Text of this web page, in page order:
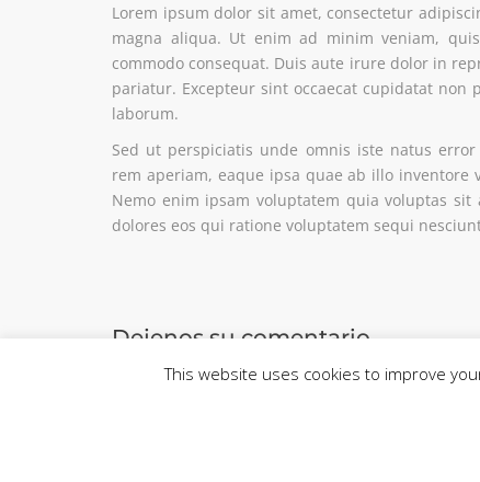
Lorem ipsum dolor sit amet, consectetur
magna aliqua. Ut enim ad minim veniam,
commodo consequat. Duis aute irure dolor in
pariatur. Excepteur sint occaecat cupidatat
laborum.
Sed ut perspiciatis unde omnis iste natus
rem aperiam, eaque ipsa quae ab illo
Nemo enim ipsam voluptatem quia voluptas
dolores eos qui ratione voluptatem sequi
Dejenos su comentario
Lo siento, debes estarconectadopara publicar
This website uses cookies to improve